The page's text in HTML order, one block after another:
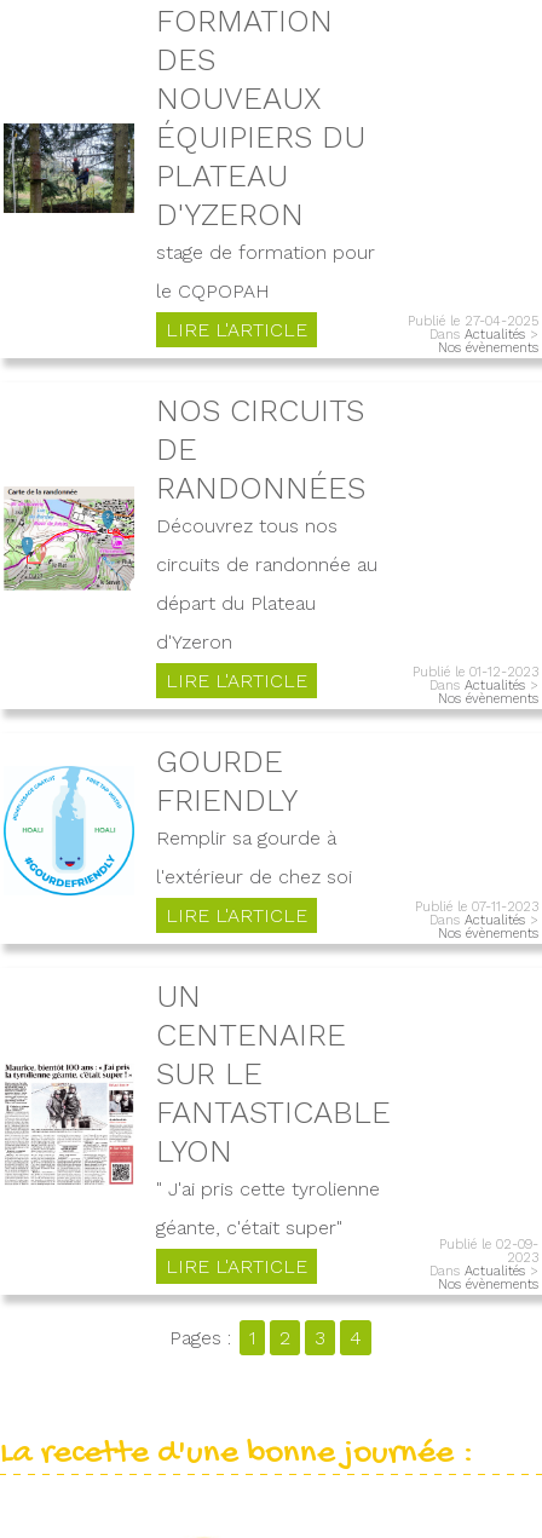
FORMATION
DES
NOUVEAUX
ÉQUIPIERS DU
PLATEAU
D'YZERON
stage de formation pour
le CQPOPAH
LIRE L'ARTICLE
Publié le 27-04-2025
Dans Actualités >
Nos évènements
NOS CIRCUITS
DE
RANDONNÉES
Découvrez tous nos
circuits de randonnée au
départ du Plateau
d'Yzeron
LIRE L'ARTICLE
Publié le 01-12-2023
Dans Actualités >
Nos évènements
GOURDE
FRIENDLY
Remplir sa gourde à
l'extérieur de chez soi
LIRE L'ARTICLE
Publié le 07-11-2023
Dans Actualités >
Nos évènements
UN
CENTENAIRE
SUR LE
FANTASTICABLE
LYON
" J'ai pris cette tyrolienne
géante, c'était super"
LIRE L'ARTICLE
Publié le 02-09-
2023
Dans Actualités >
Nos évènements
Pages : 1 2 3 4
La recette d'une bonne journée :